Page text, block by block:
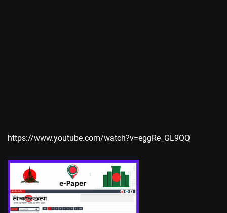
https://www.youtube.com/watch?v=eggRe_GL9QQ